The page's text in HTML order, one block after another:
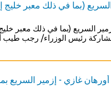
(بما في ذلك معبر خليج
السريع (بما في ذلك معبر
غازي - إزمير السريع